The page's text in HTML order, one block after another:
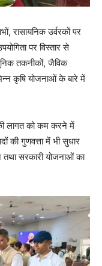
रासायनिक उर्वरकों पर
पर विस्तार से
तकनीकों, जैविक
कृषि योजनाओं के बारे में
लागत को कम करने में
की गुणवत्ता में भी सुधार
तथा सरकारी योजनाओं का